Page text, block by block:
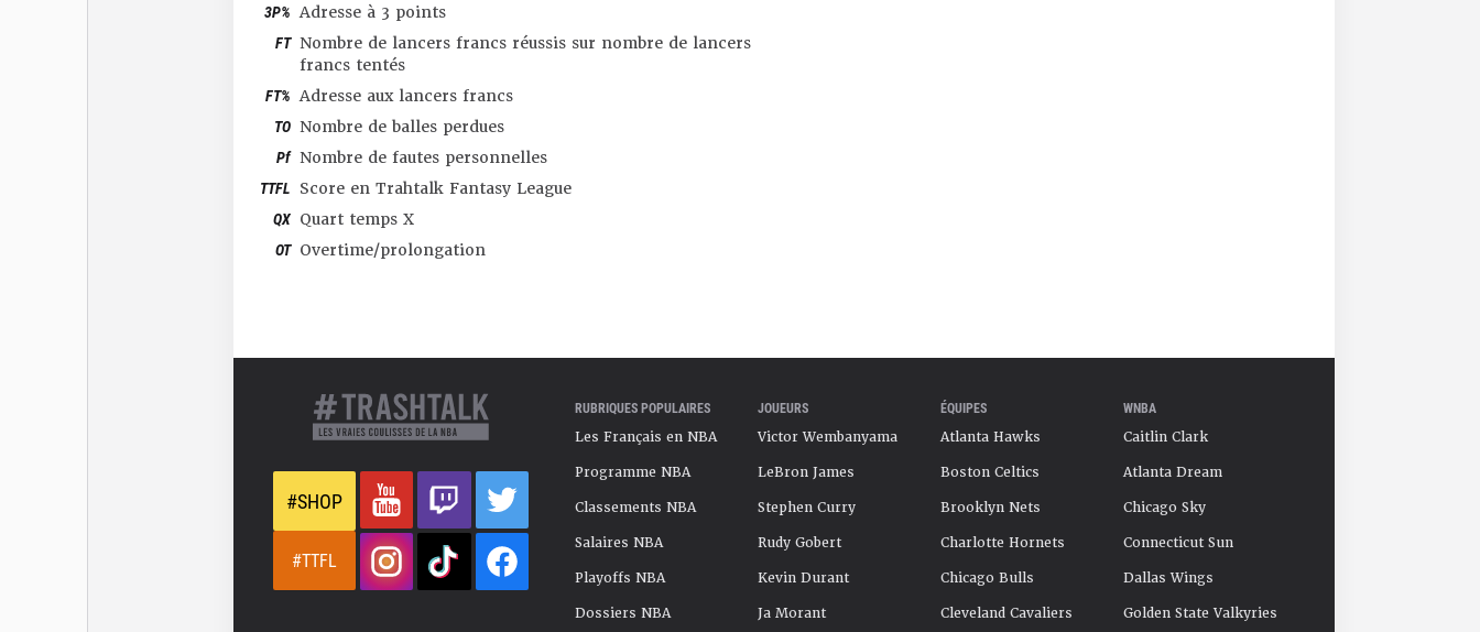
3P% Adresse à 3 points
FT Nombre de lancers francs réussis sur nombre de lancers
francs tentés
FT% Adresse aux lancers francs
TO Nombre de balles perdues
Pf Nombre de fautes personnelles
TTFL Score en Trahtalk Fantasy League
QX Quart temps X
OT Overtime/prolongation
#SHOP
#TTFL
RUBRIQUES POPULAIRES
Les Français en NBA
Programme NBA
Classements NBA
Salaires NBA
Playoffs NBA
Dossiers NBA
JOUEURS
Victor Wembanyama
LeBron James
Stephen Curry
Rudy Gobert
Kevin Durant
Ja Morant
ÉQUIPES
Atlanta Hawks
Boston Celtics
Brooklyn Nets
Charlotte Hornets
Chicago Bulls
Cleveland Cavaliers
WNBA
Caitlin Clark
Atlanta Dream
Chicago Sky
Connecticut Sun
Dallas Wings
Golden State Valkyries